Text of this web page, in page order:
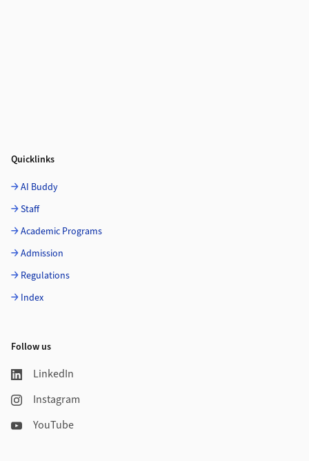
Quicklinks
AI Buddy
Staff
Academic Programs
Admission
Regulations
Index
Follow us
LinkedIn
Instagram
YouTube